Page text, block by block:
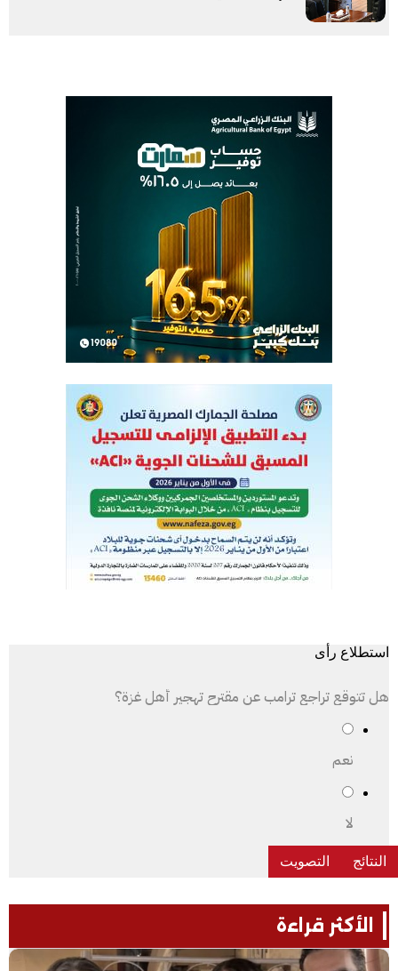
استطلاع رأى
هل تتوقع تراجع ترامب عن مقترح تهجير أهل غزة؟
نعم
لا
الأكثر قراءة